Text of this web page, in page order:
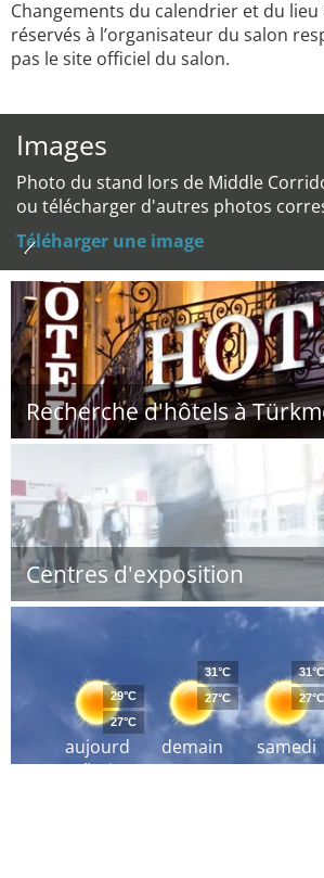
Changements du calendrier et du
réservés à l’organisateur du salon
pas le site officiel du salon.
Images
Photo du stand lors de Middle
ou télécharger d'autres photos
Téléharger une image
Recherche d'hôtels à
Centres d'exposition
aujourd
´hui
29°C
27°C
demain
31°C
27°C
samedi
31°C
27°C